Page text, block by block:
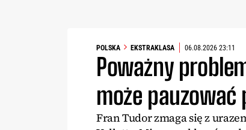
POLSKA EKSTRAKLASA 06.08.2026 23:11
Poważny
może pauzować
Fran Tudor zmaga się z